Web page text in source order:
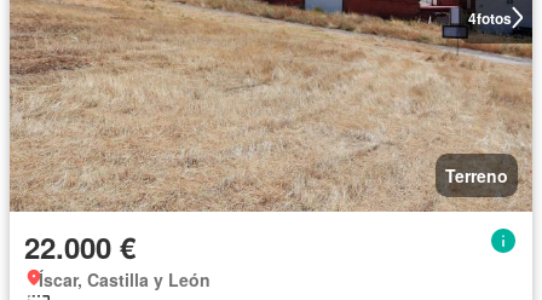
4fotos
Terreno
22.000 €
Íscar, Castilla y León